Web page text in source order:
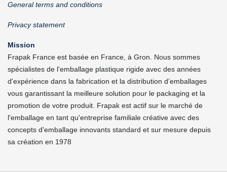
General terms and conditions
Privacy statement
Mission
Frapak France est basée en France, à Gron. Nous sommes
spécialistes de l'emballage plastique rigide avec des années
d'expérience dans la fabrication et la distribution d’emballages
vous garantissant la meilleure solution pour le packaging et la
promotion de votre produit. Frapak est actif sur le marché de
l'emballage en tant qu'entreprise familiale créative avec des
concepts d'emballage innovants standard et sur mesure depuis
sa création en 1978